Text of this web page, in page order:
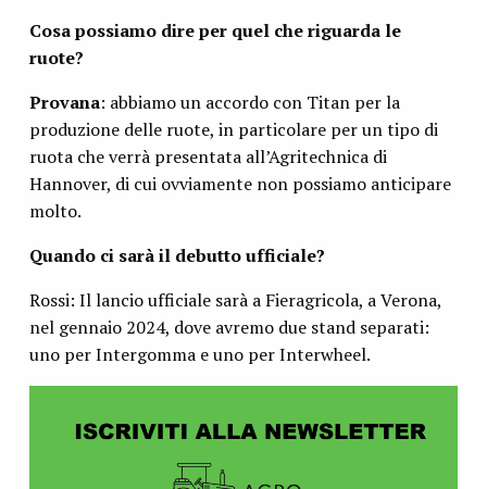
Cosa possiamo dire per quel che riguarda le
ruote?
Provana: abbiamo un accordo con Titan per la
produzione delle ruote, in particolare per un tipo di
ruota che verrà presentata all’Agritechnica di
Hannover, di cui ovviamente non possiamo anticipare
molto.
Quando ci sarà il debutto ufficiale?
Rossi: Il lancio ufficiale sarà a Fieragricola, a Verona,
nel gennaio 2024, dove avremo due stand separati:
uno per Intergomma e uno per Interwheel.